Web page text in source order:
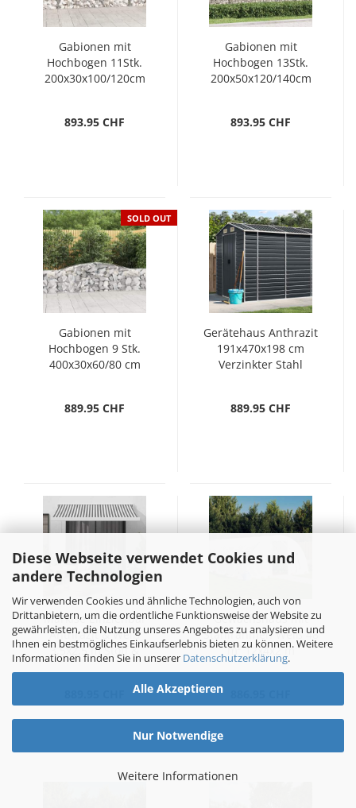
Diese Webseite verwendet Cookies und
andere Technologien
Wir verwenden Cookies und ähnliche Technologien, auch von
Drittanbietern, um die ordentliche Funktionsweise der Website zu
gewährleisten, die Nutzung unseres Angebotes zu analysieren und
Ihnen ein bestmögliches Einkaufserlebnis bieten zu können. Weitere
Informationen finden Sie in unserer Datenschutzerklärung.
Alle Akzeptieren
Nur Notwendige
Weitere Informationen
Gabionen mit
Hochbogen 11Stk.
200x30x100/120cm
893.95 CHF
Gabionen mit
Hochbogen 13Stk.
200x50x120/140cm
893.95 CHF
SOLD OUT
Gabionen mit
Hochbogen 9 Stk.
400x30x60/80 cm
889.95 CHF
Gerätehaus Anthrazit
191x470x198 cm
Verzinkter Stahl
889.95 CHF
Markise Einziehbar
Anthrazit & Weiß
3,5x2,5 m Stoff &
Aluminium
Gewächshaus mit
Stahlrahmen Weiß 48
m² 12x4x2 m